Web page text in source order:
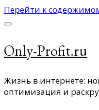
Перейти к
Only-Profit.ru
Жизнь в интернете:
оптимизация и